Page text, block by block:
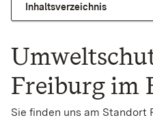
Inhaltsverzeichnis
Freiburg im
Sie finden uns am Standort